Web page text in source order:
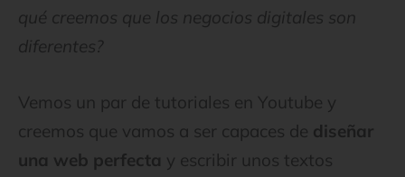
qué creemos que los negocios digitales son
diferentes?
Vemos un par de tutoriales en Youtube y
creemos que vamos a ser capaces de diseñar
una web perfecta y escribir unos textos